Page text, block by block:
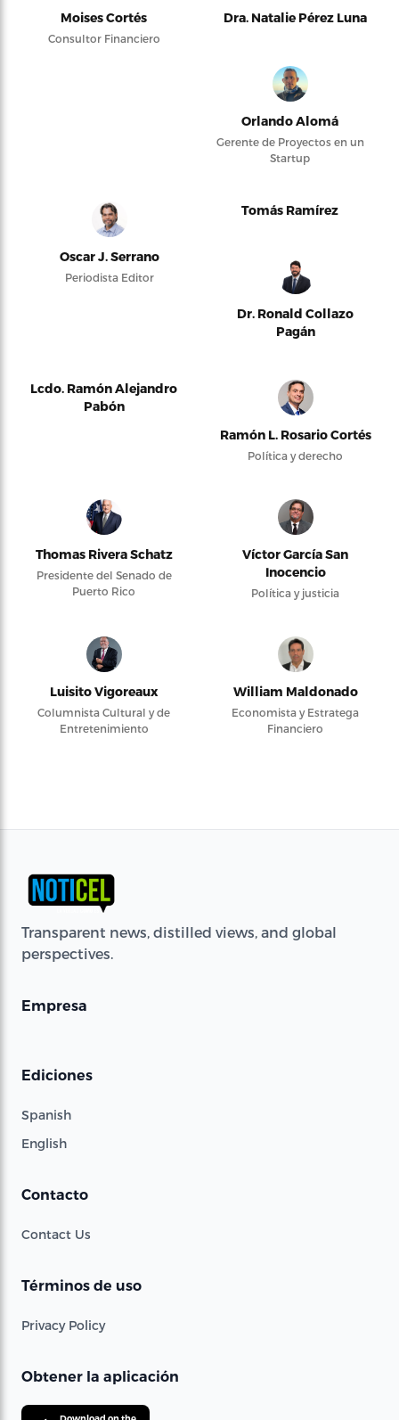
Moises Cortés
Consultor Financiero
Dra. Natalie Pérez Luna
Orlando Alomá
Gerente de Proyectos en un
Startup
Oscar J. Serrano
Periodista Editor
Tomás Ramírez
Dr. Ronald Collazo
Pagán
Lcdo. Ramón Alejandro
Pabón
Ramón L. Rosario Cortés
Política y derecho
Thomas Rivera Schatz
Presidente del Senado de
Puerto Rico
Víctor García San
Inocencio
Política y justicia
Luisito Vigoreaux
Columnista Cultural y de
Entretenimiento
William Maldonado
Economista y Estratega
Financiero
Transparent news, distilled views, and global
perspectives.
Empresa
Ediciones
Spanish
English
Contacto
Contact Us
Términos de uso
Privacy Policy
Obtener la aplicación